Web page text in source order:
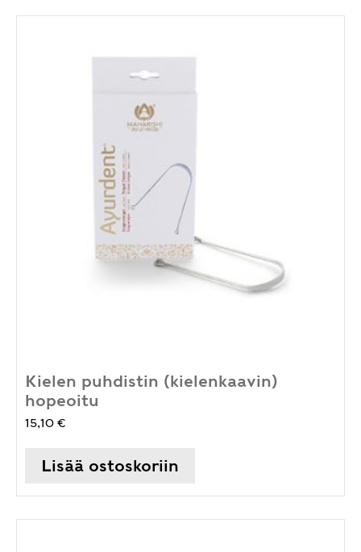
Kielen puhdistin (kielenkaavin)
hopeoitu
15,10 €
Lisää ostoskoriin